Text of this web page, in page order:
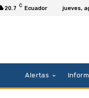
20.7 C Ecuador jueves,
Alertas